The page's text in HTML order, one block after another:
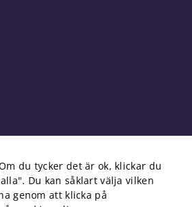
du tycker det är ok, klickar du
Du kan såklart välja vilken
genom att klicka på
och
baserat på
hur
hemsidan
används.